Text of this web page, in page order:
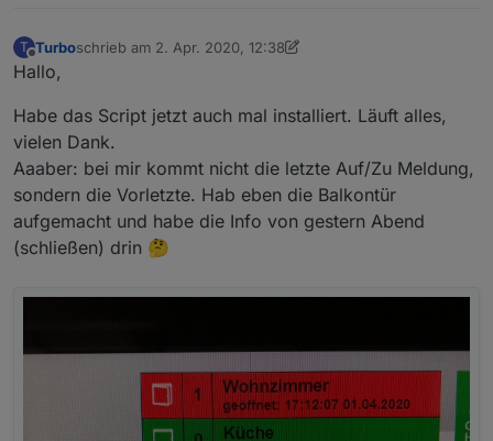
T
Offline
Turboschrieb am 2. Apr. 2020, 12:38
zuletzt editiert von Turbo 4. Feb. 2020, 14:54
Hallo,
Habe das Script jetzt auch mal installiert. Läuft alles,
vielen Dank.
Aaaber: bei mir kommt nicht die letzte Auf/Zu Meldung,
sondern die Vorletzte. Hab eben die Balkontür
aufgemacht und habe die Info von gestern Abend
(schließen) drin 🤔